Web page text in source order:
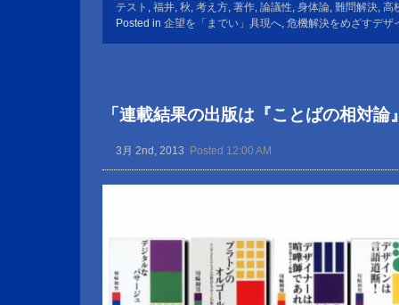
テスト , 福井, 秋, 考え方, 著作, 論議性, 身体論, 難問解決, 高
Posted in 企望を「までい」具現へ, 危機解決をめざすデザ
「連載結果の出版は『ことばの相対論
3月 2nd, 2013 Posted 12:00 AM